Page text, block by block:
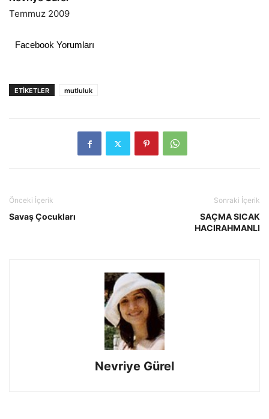
Temmuz 2009
Facebook Yorumları
ETIKETLER mutluluk
Önceki İçerik
Savaş Çocukları
Sonraki İçerik
SAÇMA SICAK
HACIRAHMANLI
Nevriye Gürel